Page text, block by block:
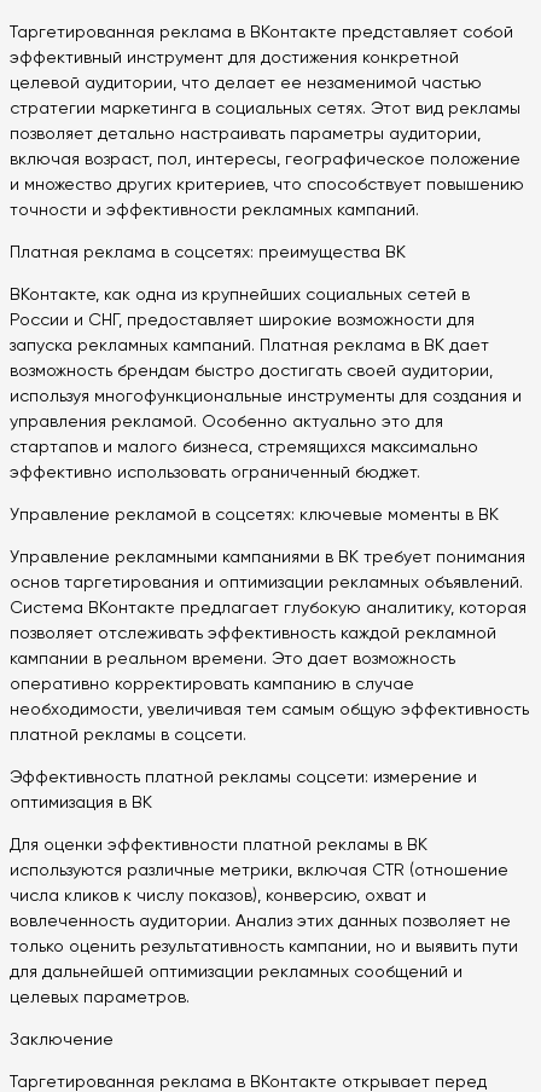
Таргетированная реклама в ВКонтакте представляет собой
эффективный инструмент для достижения конкретной
целевой аудитории, что делает ее незаменимой частью
стратегии маркетинга в социальных сетях. Этот вид рекламы
позволяет детально настраивать параметры аудитории,
включая возраст, пол, интересы, географическое положение
и множество других критериев, что способствует повышению
точности и эффективности рекламных кампаний.
Платная реклама в соцсетях: преимущества ВК
ВКонтакте, как одна из крупнейших социальных сетей в
России и СНГ, предоставляет широкие возможности для
запуска рекламных кампаний. Платная реклама в ВК дает
возможность брендам быстро достигать своей аудитории,
используя многофункциональные инструменты для создания и
управления рекламой. Особенно актуально это для
стартапов и малого бизнеса, стремящихся максимально
эффективно использовать ограниченный бюджет.
Управление рекламой в соцсетях: ключевые моменты в ВК
Управление рекламными кампаниями в ВК требует понимания
основ таргетирования и оптимизации рекламных объявлений.
Система ВКонтакте предлагает глубокую аналитику, которая
позволяет отслеживать эффективность каждой рекламной
кампании в реальном времени. Это дает возможность
оперативно корректировать кампанию в случае
необходимости, увеличивая тем самым общую эффективность
платной рекламы в соцсети.
Эффективность платной рекламы соцсети: измерение и
оптимизация в ВК
Для оценки эффективности платной рекламы в ВК
используются различные метрики, включая CTR (отношение
числа кликов к числу показов), конверсию, охват и
вовлеченность аудитории. Анализ этих данных позволяет не
только оценить результативность кампании, но и выявить пути
для дальнейшей оптимизации рекламных сообщений и
целевых параметров.
Заключение
Таргетированная реклама в ВКонтакте открывает перед